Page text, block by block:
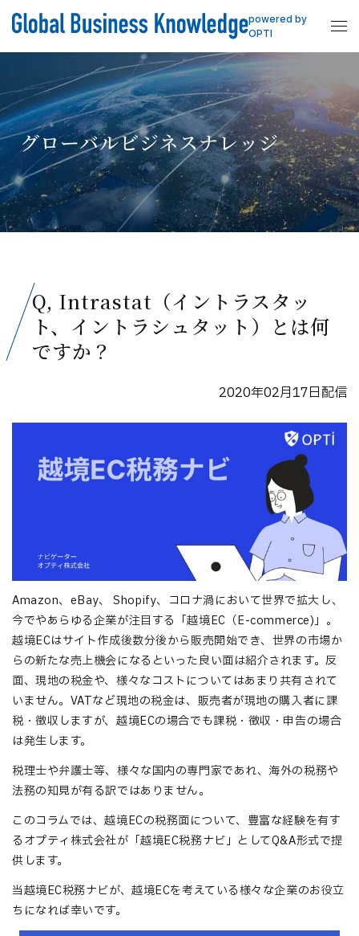
powered by
OPTI
グローバルビジネスナレッジ
Q, Intrastat（イントラスタッ
ト、イントラシュタット）とは何
ですか？
2020年02月17日配信
Amazon、eBay、 Shopify、コロナ渦において世界で拡大し、
今でやあらゆる企業が注目する「越境EC（E-commerce)」。
越境ECはサイト作成後数分後から販売開始でき、世界の市場か
らの新たな売上機会になるといった良い面は紹介されます。反
面、現地の税金や、様々なコストについてはあまり共有されて
いません。VATなど現地の税金は、販売者が現地の購入者に課
税・徴収しますが、越境ECの場合でも課税・徴収・申告の場合
は発生します。
税理士や弁護士等、様々な国内の専門家であれ、海外の税務や
法務の知見が有る訳ではありません。
このコラムでは、越境ECの税務面について、豊富な経験を有す
るオプティ株式会社が「越境EC税務ナビ」としてQ&A形式で提
供します。
当越境EC税務ナビが、越境ECを考えている様々な企業のお役立
ちになれば幸いです。